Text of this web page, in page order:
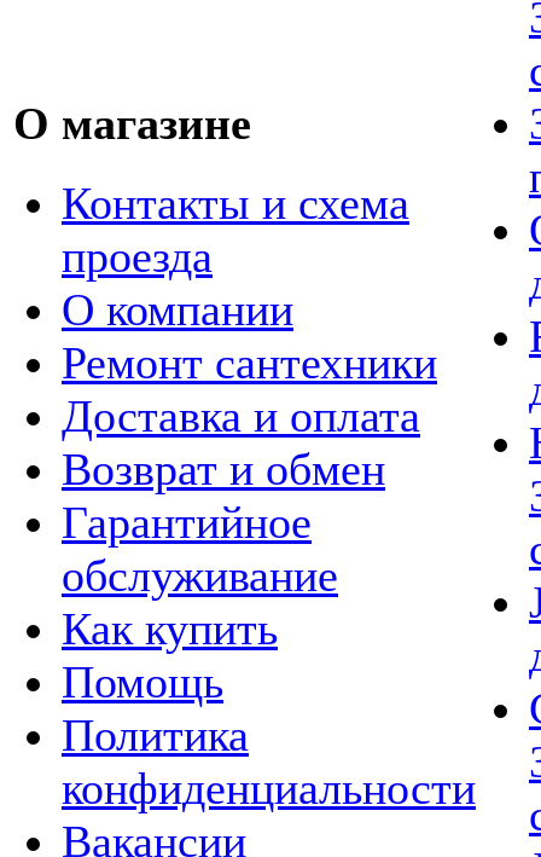
О магазине
Контакты и схема
проезда
О компании
Ремонт сантехники
Доставка и оплата
Возврат и обмен
Гарантийное
обслуживание
Как купить
Помощь
Политика
конфиденциальности
Вакансии